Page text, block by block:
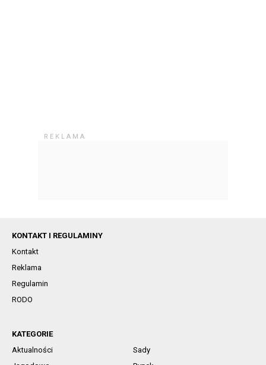
KONTAKT I REGULAMINY
Kontakt
Reklama
Regulamin
RODO
KATEGORIE
Aktualności
Sady